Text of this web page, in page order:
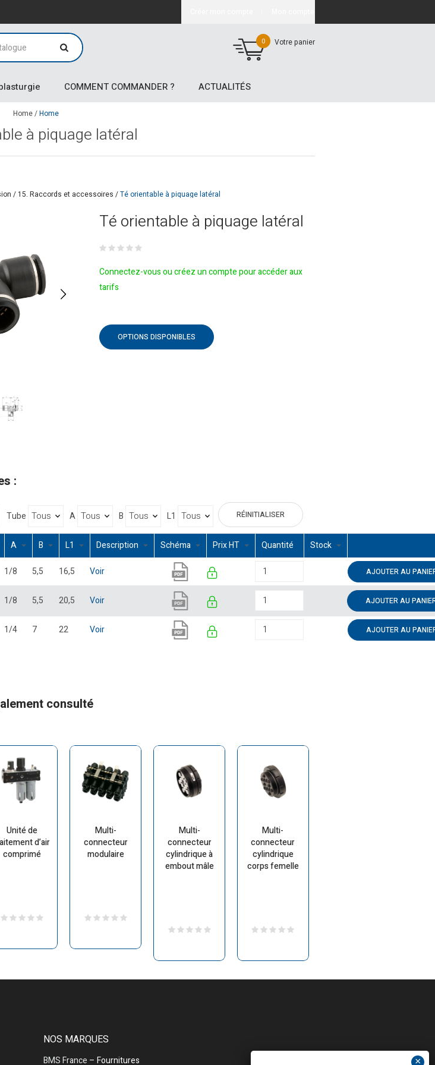
0 Votre panier
COMMENT COMMANDER ? ACTUALITÉS
Home/Home
à piquage latéral
/15. Raccords et accessoires /Té orientable à piquage latéral
Té orientable à piquage latéral
Connectez-vous ou créez un compte pour accéder aux
tarifs
OPTIONS DISPONIBLES
:
Tube A B L1 RÉINITIALISER
A B L1 Description Schéma Prix HT Quantité Stock
1/8 5,5 16,5 Voir AJOUTER AU
1/8 5,5 20,5 Voir AJOUTER AU
1/4 7 22 Voir AJOUTER AU
consulté
Unité de
d’air
comprimé
Multi-
connecteur
modulaire
Multi-
connecteur
cylindrique à
embout mâle
Multi-
connecteur
cylindrique
corps femelle
NOS MARQUES
BMS France – Fournitures